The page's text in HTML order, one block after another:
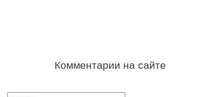
Комментарии на сайте